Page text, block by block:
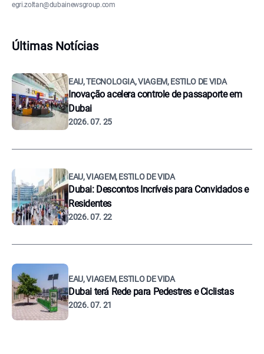
egri.zoltan@dubainewsgroup.com
Últimas Notícias
EAU, TECNOLOGIA, VIAGEM, ESTILO DE VIDA
Inovação acelera controle de passaporte em
Dubai
2026. 07. 25
EAU, VIAGEM, ESTILO DE VIDA
Dubai: Descontos Incríveis para Convidados e
Residentes
2026. 07. 22
EAU, VIAGEM, ESTILO DE VIDA
Dubai terá Rede para Pedestres e Ciclistas
2026. 07. 21